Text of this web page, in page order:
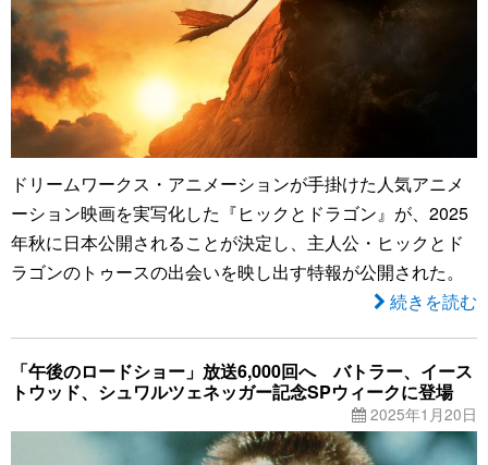
ドリームワークス・アニメーションが手掛けた人気アニメ
ーション映画を実写化した『ヒックとドラゴン』が、2025
年秋に日本公開されることが決定し、主人公・ヒックとド
ラゴンのトゥースの出会いを映し出す特報が公開された。
続きを読む
「午後のロードショー」放送6,000回へ バトラー、イース
トウッド、シュワルツェネッガー記念SPウィークに登場
2025年1月20日